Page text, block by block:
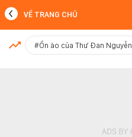
MỚI NHẤT
VỀ TRANG CHỦ
#Ồn ào của Thư Đan Nguyễn